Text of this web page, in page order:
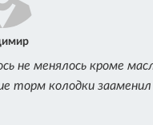
не менялось кроме
торм колодки зааменил